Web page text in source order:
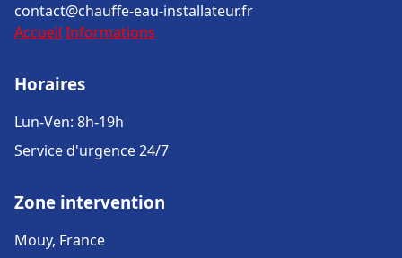
contact@chauffe-eau-installateur.fr
Accueil Informations
Horaires
Lun-Ven: 8h-19h
Service d'urgence 24/7
Zone intervention
Mouy, France